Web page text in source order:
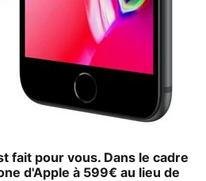
fait pour vous. Dans le cadre
d'Apple à 599€ au lieu de